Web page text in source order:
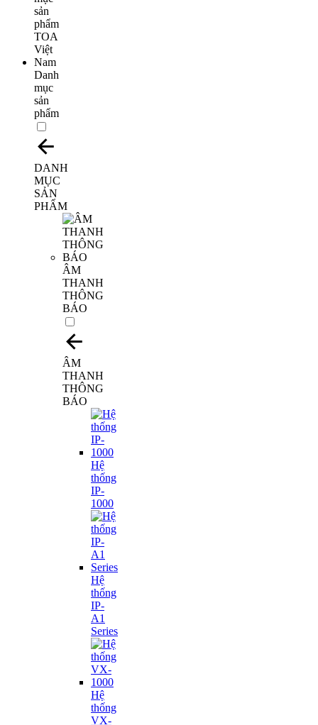
Danh
mục
sản
phẩm
DANH
MỤC
SẢN
PHẨM
ÂM
THANH
THÔNG
BÁO
ÂM
THANH
THÔNG
BÁO
Hệ
thống
IP-
1000
Hệ
thống
IP-
A1
Series
Hệ
thống
VX-